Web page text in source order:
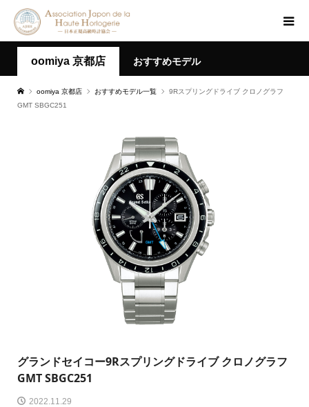
oomiya 京都店 おすすめモデル
oomiya 京都店 おすすめモデル一覧
9Rスプリングドライブ クロノグラフ
GMT SBGC251
グランドセイコー9Rスプリングドライブ クロノグラフ
GMT SBGC251
2022.11.29